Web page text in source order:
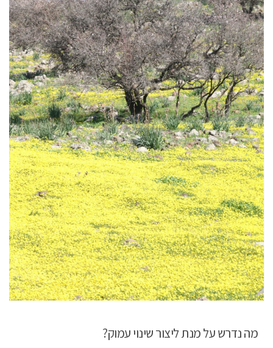
מה נדרש על מנת ליצור שינוי עמוק?